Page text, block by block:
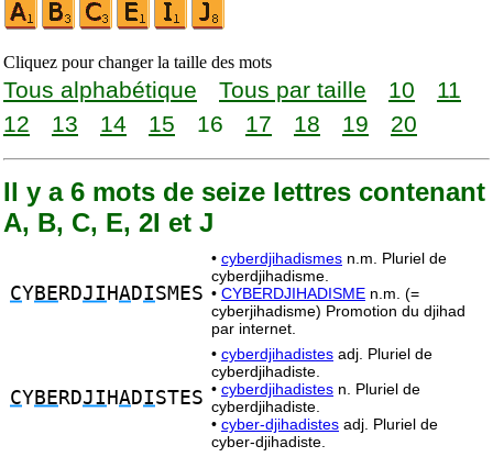
Cliquez pour changer la taille des mots
Tous alphabétique Tous par taille 10
11
12
13 14 15 16 17 18 19 20
Il y a 6 mots de seize lettres contenant
A, B, C, E, 2I et J
CYBE RDJI HADISMES
• cyberdjihadismes n.m. Pluriel de
cyberdjihadisme.
• CYBERDJIHADISME n.m. (=
cyberjihadisme) Promotion du djihad
par internet.
CYBE RDJI HADISTES
• cyberdjihadistes adj. Pluriel de
cyberdjihadiste.
• cyberdjihadistes n. Pluriel de
cyberdjihadiste.
• cyber-djihadistes adj. Pluriel de
cyber-djihadiste.